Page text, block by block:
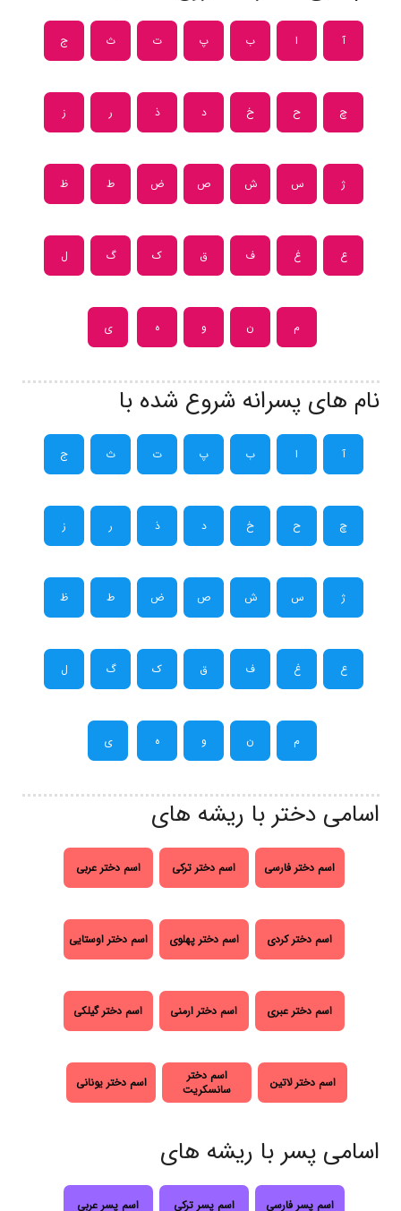
آ ا ب پ ت ث ج
چ ح خ د ذ ر ز
ژ س ش ص ض ط ظ
ع غ ف ق ک گ ل
م ن و ه ی
نام های پسرانه شروع شده با
آ ا ب پ ت ث ج
چ ح خ د ذ ر ز
ژ س ش ص ض ط ظ
ع غ ف ق ک گ ل
م ن و ه ی
اسامی دختر با ریشه های
اسم دختر فارسی اسم دختر ترکی اسم دختر عربی
اسم دختر کردی اسم دختر پهلوی اسم دختر اوستایی
اسم دختر عبری اسم دختر ارمنی اسم دختر گیلکی
اسم دختر لاتین
اسم دختر
سانسکریت
اسم دختر یونانی
اسامی پسر با ریشه های
اسم پسر فارسی اسم پسر ترکی اسم پسر عربی